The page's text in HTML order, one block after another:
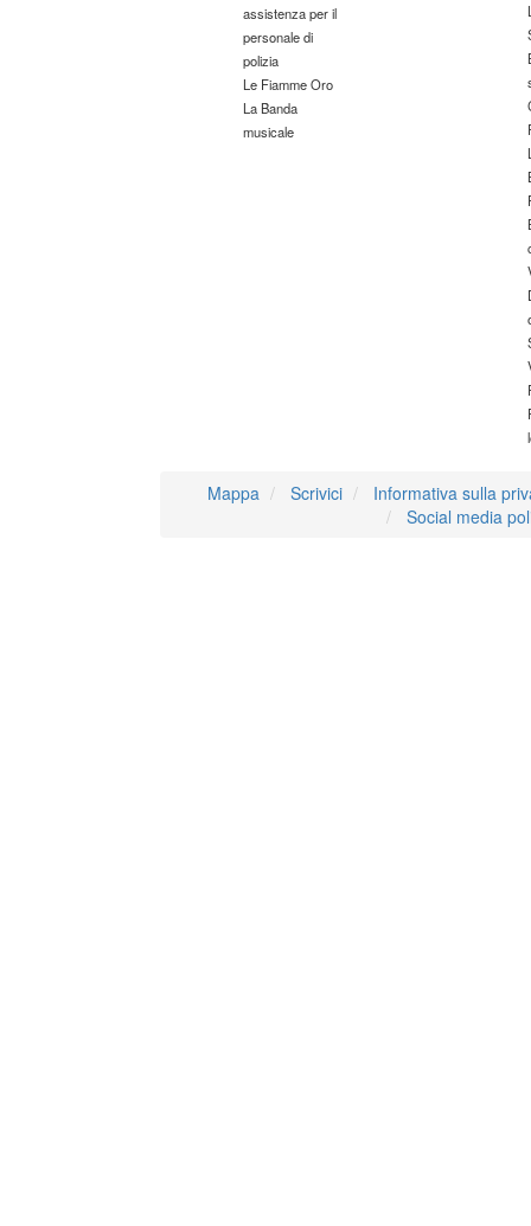
assistenza per il
personale di
polizia
Le Fiamme Oro
La Banda
musicale
Mappa Scrivici
Informativa sulla
Social media